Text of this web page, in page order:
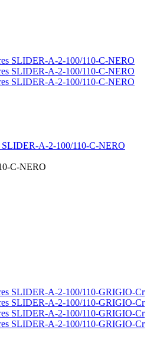
SLIDER-A-2-100/110-C-NERO
C-NERO